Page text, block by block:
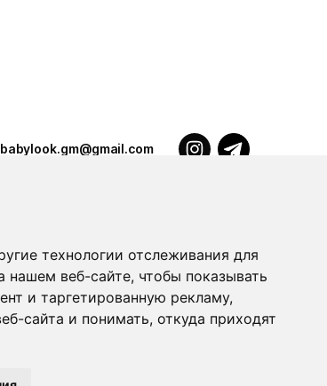
технологии отслеживания для
нашем веб-сайте, чтобы показывать
и таргетированную рекламу,
сайта и понимать, откуда приходят
babylook.gm@gmail.com